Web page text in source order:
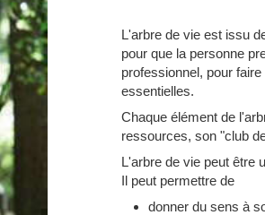
L'arbre de vie est issu
pour que la personne
professionnel, pour
essentielles.
Chaque élément de
ressources, son "club
L'arbre de vie peut être
Il peut permettre de
donner du sens à